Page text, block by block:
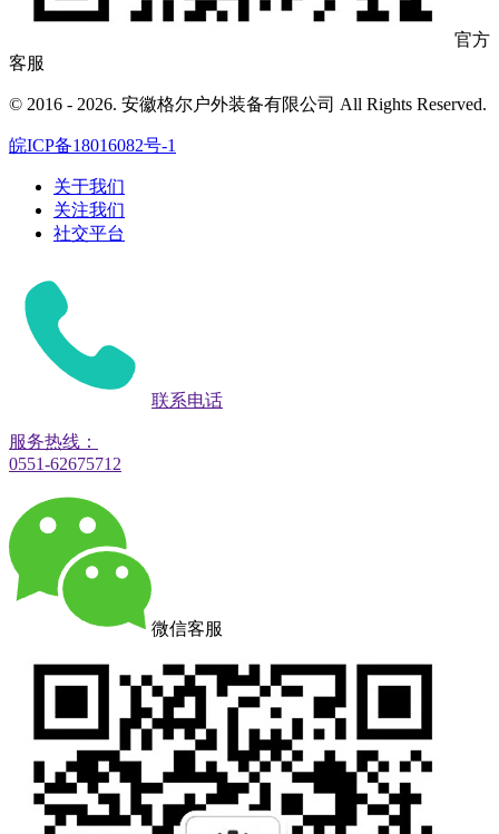
官方
客服
© 2016 - 2026. 安徽格尔户外装备有限公司 All Rights Reserved.
皖ICP备18016082号-1
关于我们
关注我们
社交平台
联系电话
服务热线：
0551-62675712
微信客服